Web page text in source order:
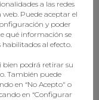
a las redes
Puede aceptar el
y poder
qué información se
al efecto.
bien podrá retirar su
También puede
en “No Acepto" o
en “Configurar